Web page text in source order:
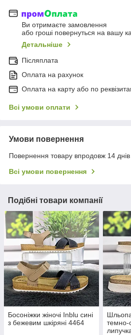
Ви отримаєте замовлення
або гроші повернуться на вашу
Детальніше
Післяплата
Оплата на рахунок
Оплата на карту або по
Всі умови оплати
Умови повернення
Повернення товару впродовж 14
Всі умови повернення
Подібні товари компанії
Босоніжки жіночі Inblu сині
з бежевим шкіряні 4464
темно-